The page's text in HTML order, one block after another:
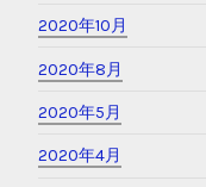
2020年10月
2020年8月
2020年5月
2020年4月